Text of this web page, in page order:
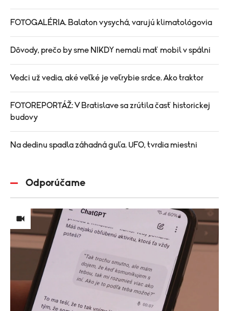
FOTOGALÉRIA. Balaton vysychá, varujú klimatológovia
Dôvody, prečo by sme NIKDY nemali mať mobil v spálni
Vedci už vedia, aké veľké je veľrybie srdce. Ako traktor
FOTOREPORTÁŽ: V Bratislave sa zrútila časť historickej
budovy
Na dedinu spadla záhadná guľa. UFO, tvrdia miestni
Odporúčame